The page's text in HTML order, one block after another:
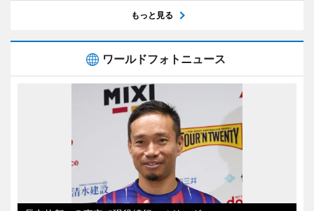
もっと見る
ワールドフォトニュース